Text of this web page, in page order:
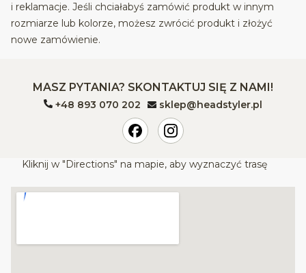
i reklamacje. Jeśli chciałabyś zamówić produkt w innym
rozmiarze lub kolorze, możesz zwrócić produkt i złożyć
nowe zamówienie.
MASZ PYTANIA? SKONTAKTUJ SIĘ Z NAMI!
+48 893 070 202 sklep@headstyler.pl
Kliknij w "Directions" na mapie, aby wyznaczyć trasę